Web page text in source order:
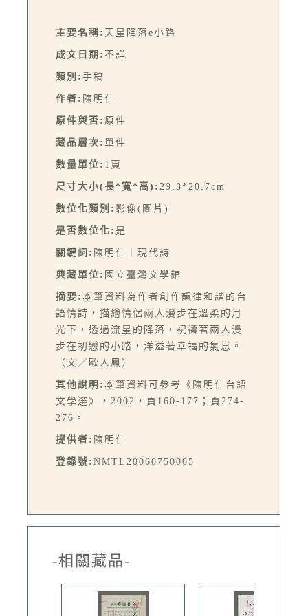
主要名稱: 天星降落e小路
成文日期: 不詳
類別: 手稿
作者: 陳明仁
原件與否: 原件
藏品層次: 單件
數量單位: 1頁
尺寸大小(長*寬*高): 29.3*20.7cm
數位化類別: 影像(圖片)
是否數位化: 是
關鍵詞: 陳明仁｜現代詩
典藏單位: 國立臺灣文學館
摘要: 本筆資料為作者創作韻律和諧的台
語情詩，描繪情侶兩人漫步在溫柔的月
光下，透過流星的降落，祝禱著兩人漫
步在初戀的小路，洋溢著幸福的氣息。
（文／歐人鳳）
其他說明: 本筆資料可參考《陳明仁台語
文學選》，2002，頁160-177；頁274-
276。
提供者: 陳明仁
登錄號: NMTL20060750005
-相關藏品-